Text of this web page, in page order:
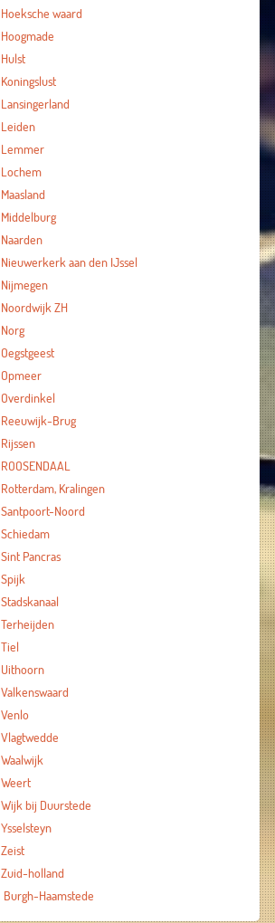
Hoeksche waard
Hoogmade
Hulst
Koningslust
Lansingerland
Leiden
Lemmer
Lochem
Maasland
Middelburg
Naarden
Nieuwerkerk aan den IJssel
Nijmegen
Noordwijk ZH
Norg
Oegstgeest
Opmeer
Overdinkel
Reeuwijk-Brug
Rijssen
ROOSENDAAL
Rotterdam, Kralingen
Santpoort-Noord
Schiedam
Sint Pancras
Spijk
Stadskanaal
Terheijden
Tiel
Uithoorn
Valkenswaard
Venlo
Vlagtwedde
Waalwijk
Weert
Wijk bij Duurstede
Ysselsteyn
Zeist
Zuid-holland
Burgh-Haamstede